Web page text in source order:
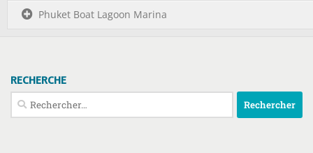
Phuket Boat Lagoon Marina
RECHERCHE
Rechercher :